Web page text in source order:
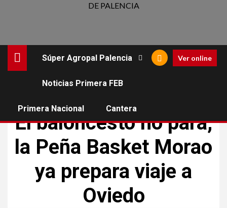
DE PALENCIA
Súper Agropal Palencia
Noticias Primera FEB
Primera Nacional Cantera
Ver online
El baloncesto no para,
la Peña Basket Morao
ya prepara viaje a
Oviedo